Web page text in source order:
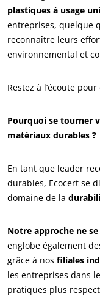
NOS SECTEURS D'ACTIVITÉ
Cosmétique
Textile
Produits de la
Matériaux durables
Agrofourniture
plastiques à usage
entreprises, quelque
reconnaître leurs
environnemental et
Restez à l’écoute
Pourquoi se tourner
matériaux durables ?
En tant que leader
durables, Ecocert se
domaine de la
Notre approche ne
englobe également
grâce à nos filiales
les entreprises dans
pratiques plus